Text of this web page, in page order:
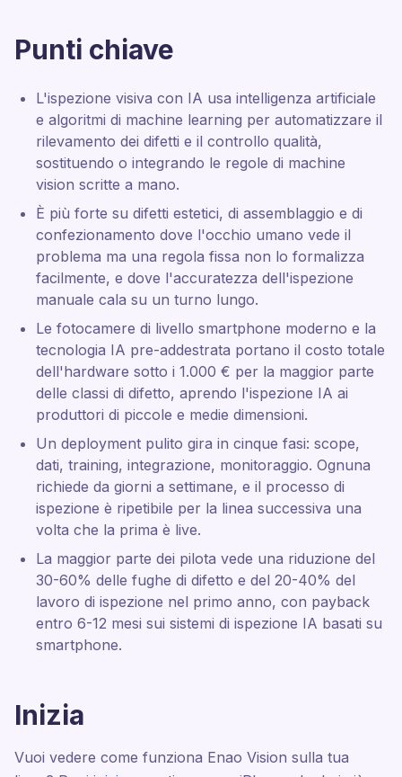
Punti chiave
L'ispezione visiva con IA usa intelligenza artificiale
e algoritmi di machine learning per automatizzare il
rilevamento dei difetti e il controllo qualità,
sostituendo o integrando le regole di machine
vision scritte a mano.
È più forte su difetti estetici, di assemblaggio e di
confezionamento dove l'occhio umano vede il
problema ma una regola fissa non lo formalizza
facilmente, e dove l'accuratezza dell'ispezione
manuale cala su un turno lungo.
Le fotocamere di livello smartphone moderno e la
tecnologia IA pre-addestrata portano il costo totale
dell'hardware sotto i 1.000 € per la maggior parte
delle classi di difetto, aprendo l'ispezione IA ai
produttori di piccole e medie dimensioni.
Un deployment pulito gira in cinque fasi: scope,
dati, training, integrazione, monitoraggio. Ognuna
richiede da giorni a settimane, e il processo di
ispezione è ripetibile per la linea successiva una
volta che la prima è live.
La maggior parte dei pilota vede una riduzione del
30-60% delle fughe di difetto e del 20-40% del
lavoro di ispezione nel primo anno, con payback
entro 6-12 mesi sui sistemi di ispezione IA basati su
smartphone.
Inizia
Vuoi vedere come funziona Enao Vision sulla tua